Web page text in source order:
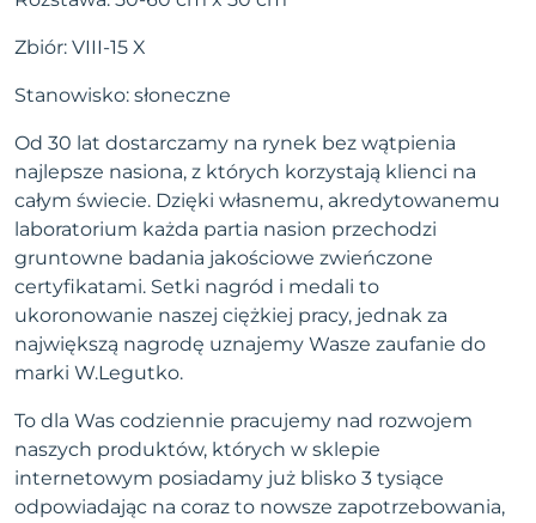
Zbiór: VIII-15 X
Stanowisko: słoneczne
Od 30 lat dostarczamy na rynek bez wątpienia
najlepsze nasiona, z których korzystają klienci na
całym świecie. Dzięki własnemu, akredytowanemu
laboratorium każda partia nasion przechodzi
gruntowne badania jakościowe zwieńczone
certyfikatami. Setki nagród i medali to
ukoronowanie naszej ciężkiej pracy, jednak za
największą nagrodę uznajemy Wasze zaufanie do
marki W.Legutko.
To dla Was codziennie pracujemy nad rozwojem
naszych produktów, których w sklepie
internetowym posiadamy już blisko 3 tysiące
odpowiadając na coraz to nowsze zapotrzebowania,